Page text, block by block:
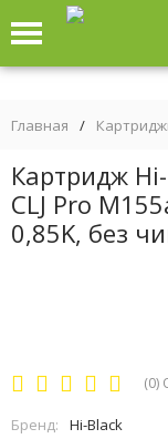
Главная /
Картридж
CLJ Pro
0,85K, без
(0)
Бренд:
Hi-Black